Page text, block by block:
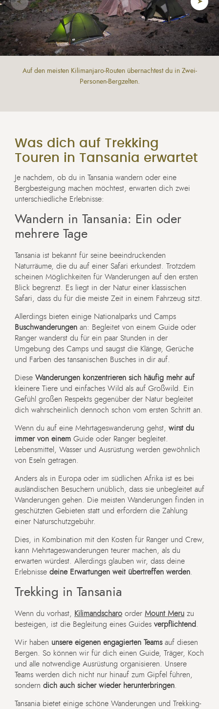
Auf den meisten Kilimanjaro-Routen übernachtest du in Zwei-
Personen-Bergzelten.
Was dich auf Trekking
Touren in Tansania erwartet
Je nachdem, ob du in Tansania wandern oder eine
Bergbesteigung machen möchtest, erwarten dich zwei
unterschiedliche Erlebnisse:
Wandern in Tansania: Ein oder
mehrere Tage
Tansania ist bekannt für seine beeindruckenden
Naturräume, die du auf einer Safari erkundest. Trotzdem
scheinen Möglichkeiten für Wanderungen auf den ersten
Blick begrenzt. Es liegt in der Natur einer klassischen
Safari, dass du für die meiste Zeit in einem Fahrzeug sitzt.
Allerdings bieten einige Nationalparks und Camps
Buschwanderungen an: Begleitet von einem Guide oder
Ranger wanderst du für ein paar Stunden in der
Umgebung des Camps und saugst die Klänge, Gerüche
und Farben des tansanischen Busches in dir auf.
Diese Wanderungen konzentrieren sich häufig mehr auf
kleinere Tiere und einfaches Wild als auf Großwild. Ein
Gefühl großen Respekts gegenüber der Natur begleitet
dich wahrscheinlich dennoch schon vom ersten Schritt an.
Wenn du auf eine Mehrtageswanderung gehst, wirst du
immer von einem Guide oder Ranger begleitet.
Lebensmittel, Wasser und Ausrüstung werden gewöhnlich
von Eseln getragen.
Anders als in Europa oder im südlichen Afrika ist es bei
ausländischen Besuchern unüblich, dass sie unbegleitet auf
Wanderungen gehen. Die meisten Wanderungen finden in
geschützten Gebieten statt und erfordern die Zahlung
einer Naturschutzgebühr.
Dies, in Kombination mit den Kosten für Ranger und Crew,
kann Mehrtageswanderungen teurer machen, als du
erwarten würdest. Allerdings glauben wir, dass deine
Erlebnisse deine Erwartungen weit übertreffen werden
Trekking in Tansania
Wenn du vorhast, Kilimandscharo order Mount Meru zu
besteigen, ist die Begleitung eines Guides verpflichtend
Wir haben unsere eigenen engagierten Teamsauf diesen
Bergen. So können wir für dich einen Guide, Träger, Koch
und alle notwendige Ausrüstung organisieren. Unsere
Teams werden dich nicht nur hinauf zum Gipfel führen,
sondern dich auch sicher wieder herunterbringen
Tansania bietet einige schöne Wanderungen und Trekking-